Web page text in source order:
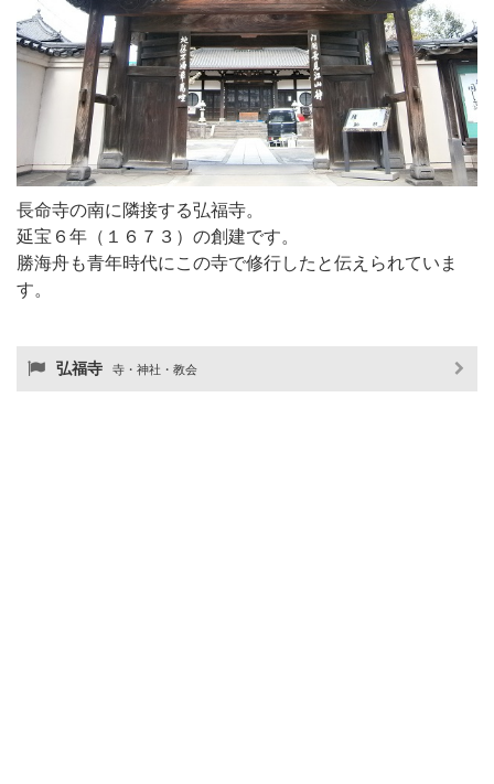
長命寺の南に隣接する弘福寺。
延宝６年（１６７３）の創建です。
勝海舟も青年時代にこの寺で修行したと伝えられていま
す。
弘福寺 寺・神社・教会